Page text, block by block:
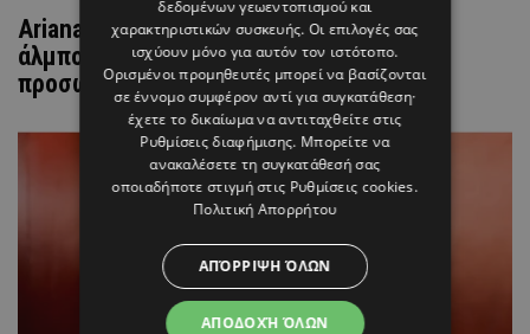
Ariana Grande: Κυκλοφόρησε το νέο της
άλμπουμ «Petal» – Οι αναφορές στην
προσωπική της ζωή
δεδομένων γεωεντοπισμού και
χαρακτηριστικών συσκευής. Οι επιλογές σας
ισχύουν μόνο για αυτόν τον ιστότοπο.
Ορισμένοι προμηθευτές μπορεί να βασίζονται
σε έννομο συμφέρον αντί για συγκατάθεση·
έχετε το δικαίωμα να αντιταχθείτε στις
Ρυθμίσεις διαφήμισης. Μπορείτε να
ανακαλέσετε τη συγκατάθεσή σας
οποιαδήποτε στιγμή στις Ρυθμίσεις cookies.
Πολιτική Απορρήτου
ΑΠΟΔΟΧΉ ΌΛΩΝ
ΑΠΌΡΡΙΨΗ ΌΛΩΝ